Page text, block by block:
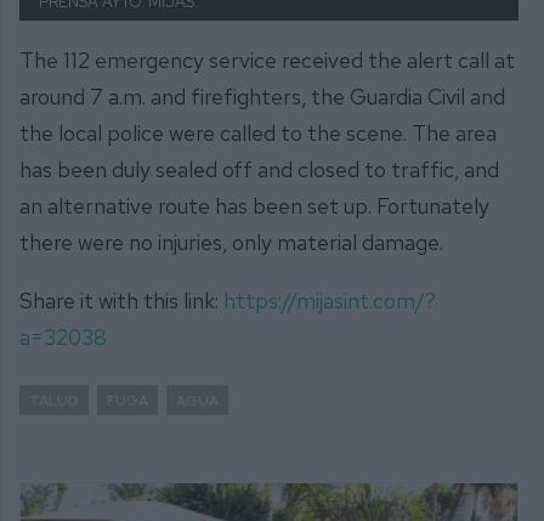
The 112 emergency service received the alert call at
around 7 a.m. and firefighters, the Guardia Civil and
the local police were called to the scene. The area
has been duly sealed off and closed to traffic, and
an alternative route has been set up. Fortunately
there were no injuries, only material damage.
Share it with this link: https://mijasint.com/?
a=32038